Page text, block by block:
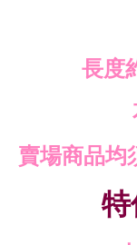
長度
賣場商品均
特